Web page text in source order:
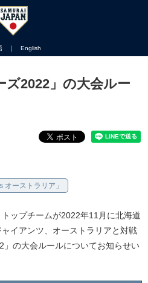
｜ English
ズ2022」の大会ルー
ーストラリア」
ップチームが2022年11月に北海道
イアンツ、オーストラリアと対戦
の大会ルールについてお知らせい